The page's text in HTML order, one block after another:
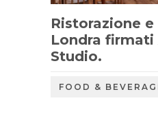
Ristorazione
Londra firmati
Studio.
FOOD &